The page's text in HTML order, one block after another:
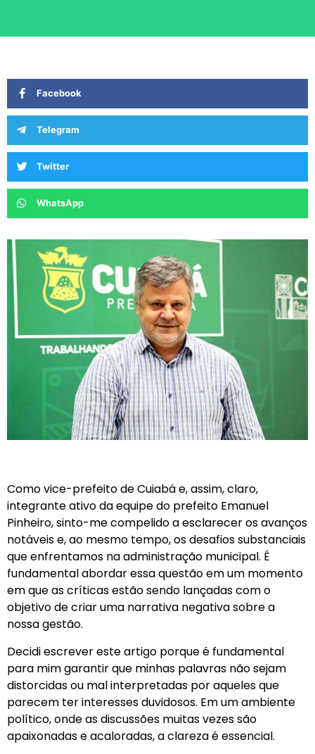
Facebook
Telegram
Twitter
WhatsApp
Como vice-prefeito de Cuiabá e, assim, claro,
integrante ativo da equipe do prefeito Emanuel
Pinheiro, sinto-me compelido a esclarecer os avanços
notáveis e, ao mesmo tempo, os desafios substanciais
que enfrentamos na administração municipal. É
fundamental abordar essa questão em um momento
em que as críticas estão sendo lançadas com o
objetivo de criar uma narrativa negativa sobre a
nossa gestão.
Decidi escrever este artigo porque é fundamental
para mim garantir que minhas palavras não sejam
distorcidas ou mal interpretadas por aqueles que
parecem ter interesses duvidosos. Em um ambiente
político, onde as discussões muitas vezes são
apaixonadas e acaloradas, a clareza é essencial.